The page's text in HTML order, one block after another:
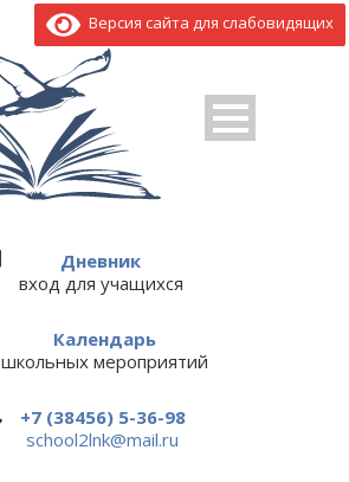
Дневник
вход для учащихся
Календарь
школьных мероприятий
+7 (38456) 5-36-98
school2lnk@mail.ru
Версия сайта для слабовидящих